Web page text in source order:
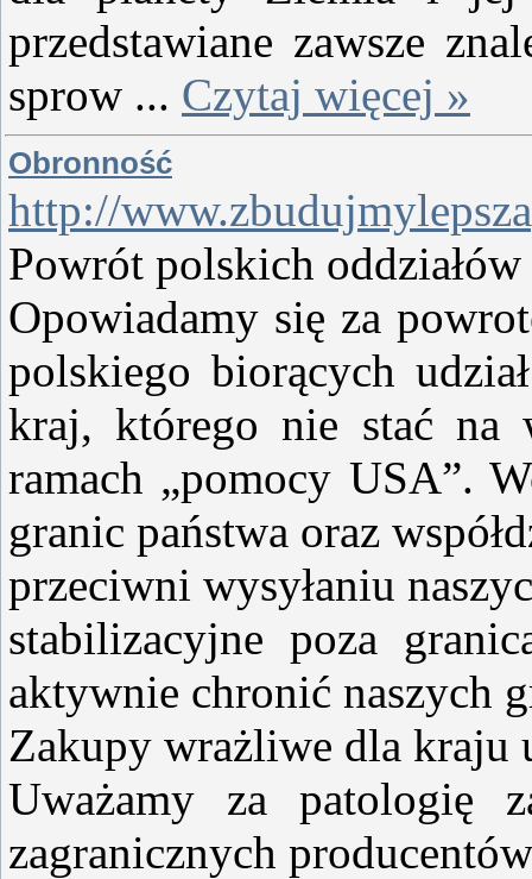
przedstawiane zawsze
sprow ... Czytaj więcej »
Obronność
http://
Powrót polskich
Opowiadamy się za
polskiego biorących
kraj, którego nie stać na
ramach „pomocy USA”.
granic państwa oraz
przeciwni wysyłaniu
stabilizacyjne poza
aktywnie chronić naszych
Zakupy wrażliwe dla kraju
Uważamy za patologię
zagranicznych